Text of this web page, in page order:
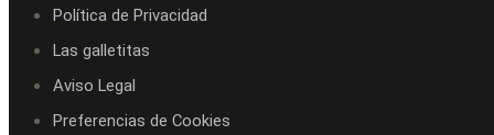
Política de Privacidad
Las galletitas
Aviso Legal
Preferencias de Cookies